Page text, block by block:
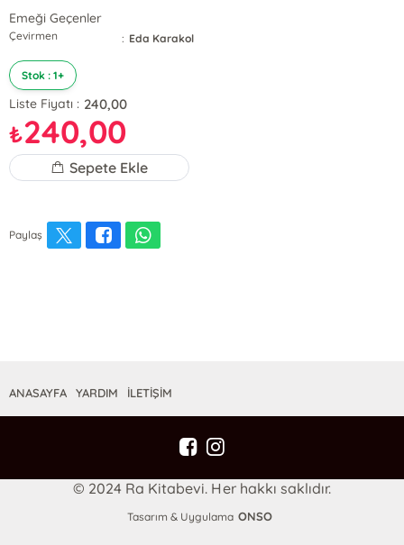
Emeği Geçenler
Çevirmen : Eda Karakol
Stok : 1+
Liste Fiyatı : 240,00
₺240,00
Sepete Ekle
Paylaş
ANASAYFA YARDIM İLETİŞİM
© 2024 Ra Kitabevi. Her hakkı saklıdır.
Tasarım & Uygulama ONSO